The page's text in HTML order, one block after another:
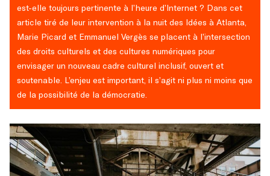
est-elle toujours pertinente à l’heure d’Internet ? Dans cet
article tiré de leur intervention à la nuit des Idées à Atlanta,
Marie Picard et Emmanuel Vergès se placent à l’intersection
des droits culturels et des cultures numériques pour
envisager un nouveau cadre culturel inclusif, ouvert et
soutenable. L’enjeu est important, il s’agit ni plus ni moins que
de la possibilité de la démocratie.